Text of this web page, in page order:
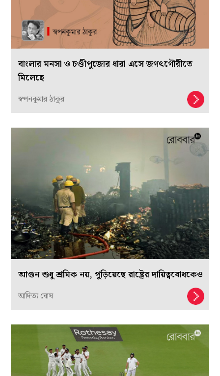
বাংলার মনসা ও চণ্ডীপুজোর ধারা এসে জগৎগৌরীতে
মিলেছে
স্বপনকুমার ঠাকুর
আগুন শুধু শ্রমিক নয়, পুড়িয়েছে রাষ্ট্রের দায়িত্ববোধকেও
আদিত্য ঘোষ